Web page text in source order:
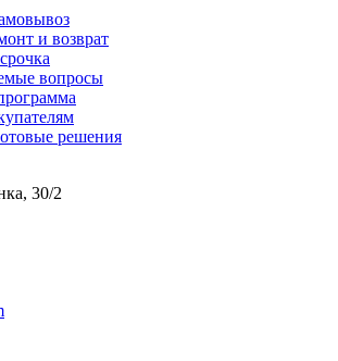
и возврат
вопросы
решения
30/2